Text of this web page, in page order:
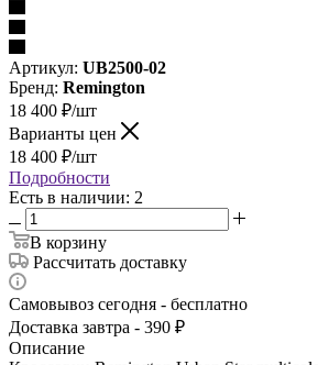
Артикул: UB2500-02
Бренд: Remington
18 400 ₽/шт
Варианты цен
18 400 ₽/шт
Подробности
Есть в наличии: 2
В корзину
Рассчитать доставку
Самовывоз сегодня - бесплатно
Доставка завтра - 390 ₽
Описание